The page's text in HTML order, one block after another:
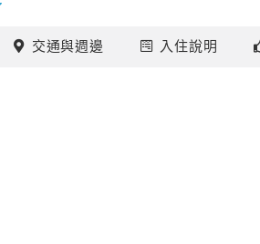
交通與週邊 入住說明